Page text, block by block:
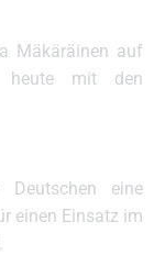
Mäkäräinen auf
heute mit den
eine
einen Einsatz im